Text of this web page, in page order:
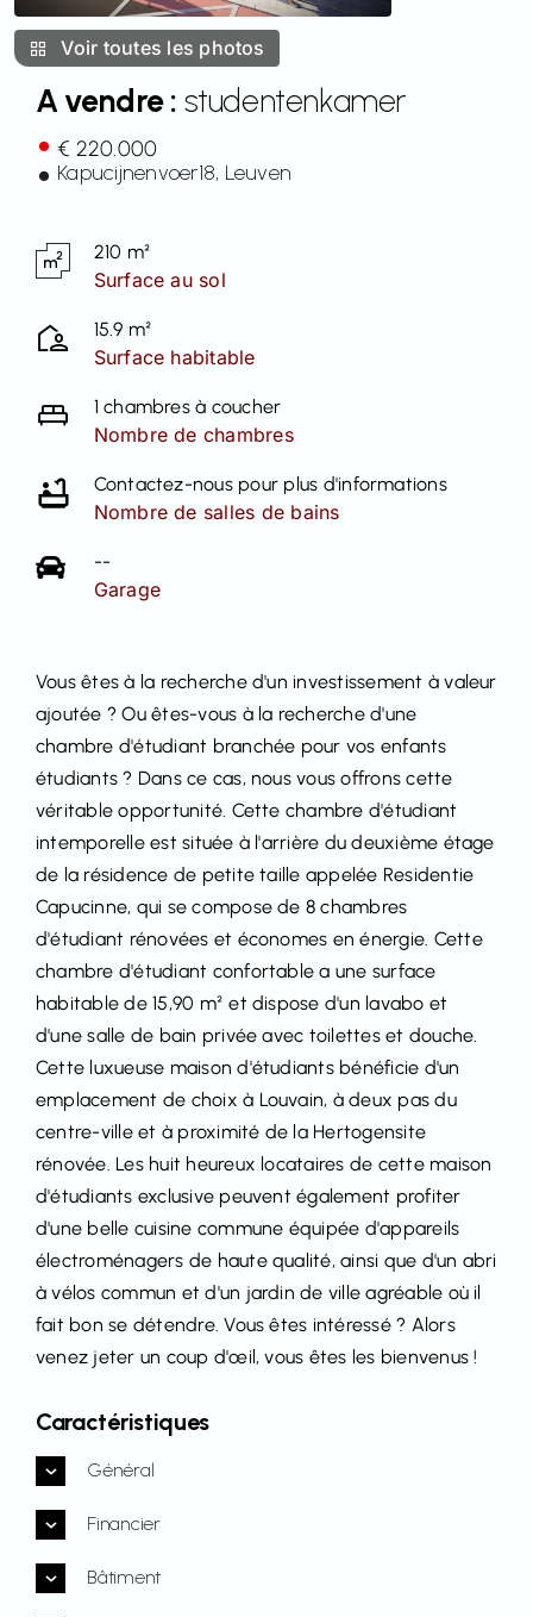
Contact
Voir toutes les photos
A vendre : studentenkamer
€ 220.000
Kapucijnenvoer18, Leuven
210 m²
Surface au sol
15.9 m²
Surface habitable
1 chambres à coucher
Nombre de chambres
Contactez-nous pour plus d'informations
Nombre de salles de bains
--
Garage
Vous êtes à la recherche d'un investissement à valeur
ajoutée ? Ou êtes-vous à la recherche d'une
chambre d'étudiant branchée pour vos enfants
étudiants ? Dans ce cas, nous vous offrons cette
véritable opportunité. Cette chambre d'étudiant
intemporelle est située à l'arrière du deuxième étage
de la résidence de petite taille appelée Residentie
Capucinne, qui se compose de 8 chambres
d'étudiant rénovées et économes en énergie. Cette
chambre d'étudiant confortable a une surface
habitable de 15,90 m² et dispose d'un lavabo et
d'une salle de bain privée avec toilettes et douche.
Cette luxueuse maison d'étudiants bénéficie d'un
emplacement de choix à Louvain, à deux pas du
centre-ville et à proximité de la Hertogensite
rénovée. Les huit heureux locataires de cette maison
d'étudiants exclusive peuvent également profiter
d'une belle cuisine commune équipée d'appareils
électroménagers de haute qualité, ainsi que d'un abri
à vélos commun et d'un jardin de ville agréable où il
fait bon se détendre. Vous êtes intéressé ? Alors
venez jeter un coup d'œil, vous êtes les bienvenus !
Caractéristiques
Général
Financier
Bâtiment